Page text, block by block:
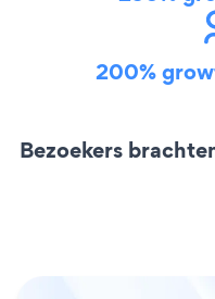
200%
Bezoekers